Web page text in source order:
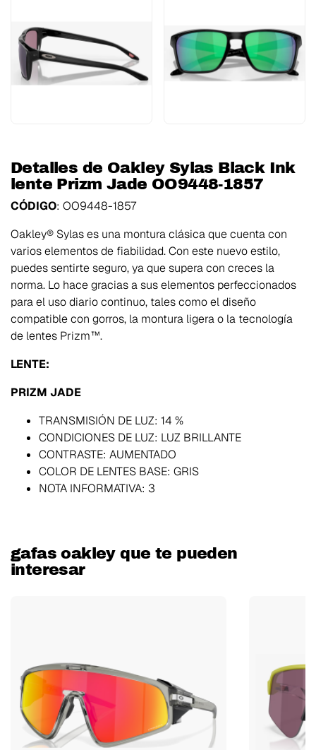
Detalles de Oakley Sylas Black Ink
lente Prizm Jade OO9448-1857
CÓDIGO: OO9448-1857
Oakley® Sylas es una montura clásica que cuenta con
varios elementos de fiabilidad. Con este nuevo estilo,
puedes sentirte seguro, ya que supera con creces la
norma. Lo hace gracias a sus elementos perfeccionados
para el uso diario continuo, tales como el diseño
compatible con gorros, la montura ligera o la tecnología
de lentes Prizm™.
LENTE:
PRIZM JADE
TRANSMISIÓN DE LUZ: 14 %
CONDICIONES DE LUZ: LUZ BRILLANTE
CONTRASTE: AUMENTADO
COLOR DE LENTES BASE: GRIS
NOTA INFORMATIVA: 3
gafas oakley que te pueden
interesar